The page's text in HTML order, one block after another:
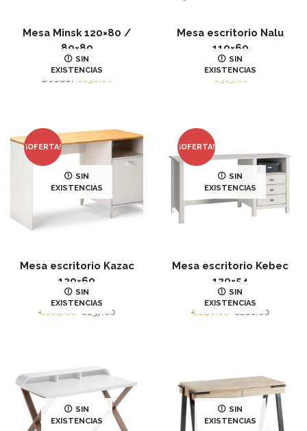
Mesa Minsk 120×80 /
80×80
Euromof
Desde: €192.00
SIN
EXISTENCIAS
Mesa escritorio Nalu
110×60
Juliá
€ 365.00
SIN
EXISTENCIAS
¡OFERTA!
SIN
EXISTENCIAS
Mesa escritorio Kazac
120×60
MK
€264.00 €237.00
SIN
EXISTENCIAS
¡OFERTA!
SIN
EXISTENCIAS
Mesa escritorio Kebec
120×54
MK
€240.00 El
€216.00El
SIN
EXISTENCIAS
SIN
EXISTENCIAS
SIN
EXISTENCIAS